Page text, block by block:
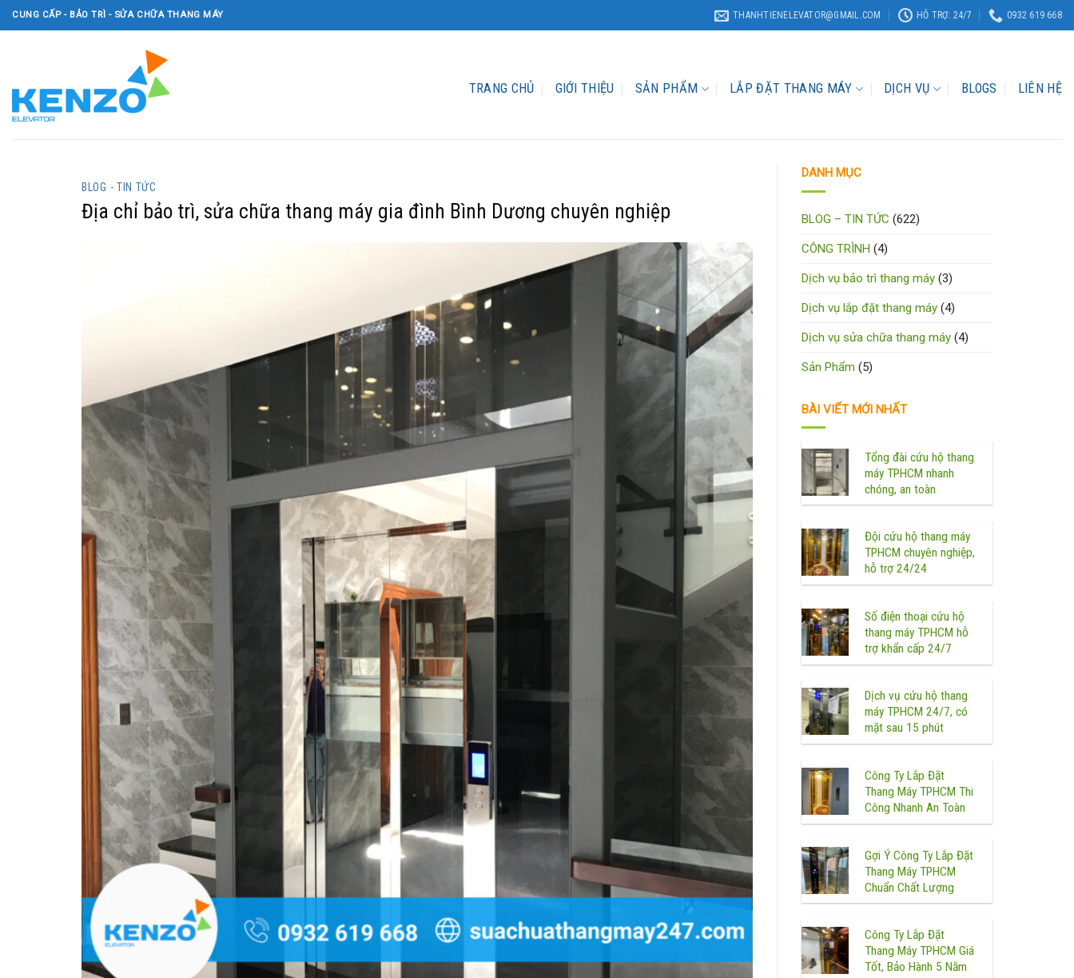
Skip
to
CUNG CẤP - BẢO TRÌ - SỬA CHỮA THANG MÁY THANHTIENELEVATOR@GMAIL.COM HỖ TRỢ: 24/7 0932 619 668
TRANG CHỦ GIỚI THIỆU SẢN PHẨM LẮP ĐẶT THANG MÁY DỊCH VỤ BLOGS LIÊN HỆ
BLOG - TIN TỨC
Địa chỉ bảo trì, sửa chữa thang máy gia đình Bình Dương chuyên nghiệp
DANH MỤC
BLOG – TIN TỨC (622)
CÔNG TRÌNH (4)
Dịch vụ bảo trì thang máy (3)
Dịch vụ lắp đặt thang máy (4)
Dịch vụ sửa chữa thang máy (4)
Sản Phẩm (5)
BÀI VIẾT MỚI NHẤT
Tổng đài cứu hộ thang
máy TPHCM nhanh
chóng, an toàn
Đội cứu hộ thang máy
TPHCM chuyên nghiệp,
hỗ trợ 24/24
Số điện thoại cứu hộ
thang máy TPHCM hỗ
trợ khẩn cấp 24/7
Dịch vụ cứu hộ thang
máy TPHCM 24/7, có
mặt sau 15 phút
Công Ty Lắp Đặt
Thang Máy TPHCM Thi
Công Nhanh An Toàn
Gợi Ý Công Ty Lắp Đặt
Thang Máy TPHCM
Chuẩn Chất Lượng
Công Ty Lắp Đặt
Thang Máy TPHCM Giá
Tốt, Bảo Hành 5 Năm